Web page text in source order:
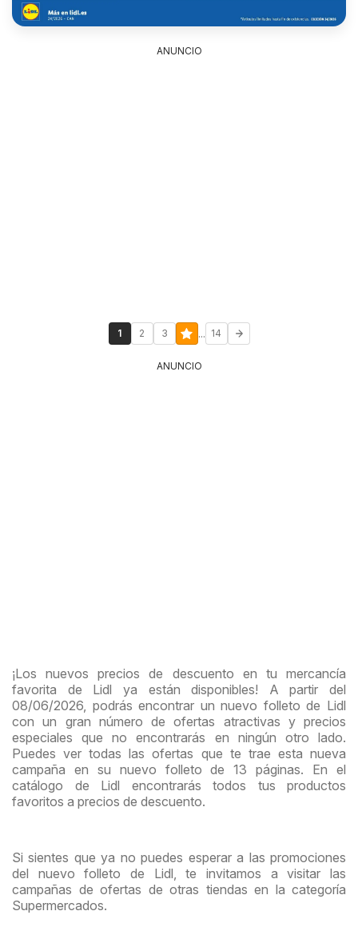
ANUNCIO
1 2 3 ... 14
ANUNCIO
¡Los nuevos precios de descuento en tu mercancía
favorita de Lidl ya están disponibles! A partir del
08/06/2026, podrás encontrar un nuevo folleto de Lidl
con un gran número de ofertas atractivas y precios
especiales que no encontrarás en ningún otro lado.
Puedes ver todas las ofertas que te trae esta nueva
campaña en su nuevo folleto de 13 páginas. En el
catálogo de Lidl encontrarás todos tus productos
favoritos a precios de descuento.
Si sientes que ya no puedes esperar a las promociones
del nuevo folleto de Lidl, te invitamos a visitar las
campañas de ofertas de otras tiendas en la categoría
Supermercados.